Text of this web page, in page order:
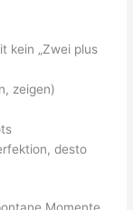
kein „Zwei plus
zeigen)
desto